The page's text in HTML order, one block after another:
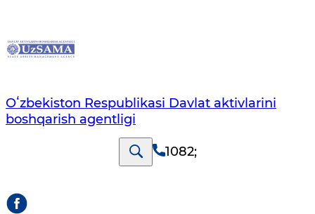
Oʻzbekiston Respublikasi Davlat aktivlarini
boshqarish agentligi
1082;